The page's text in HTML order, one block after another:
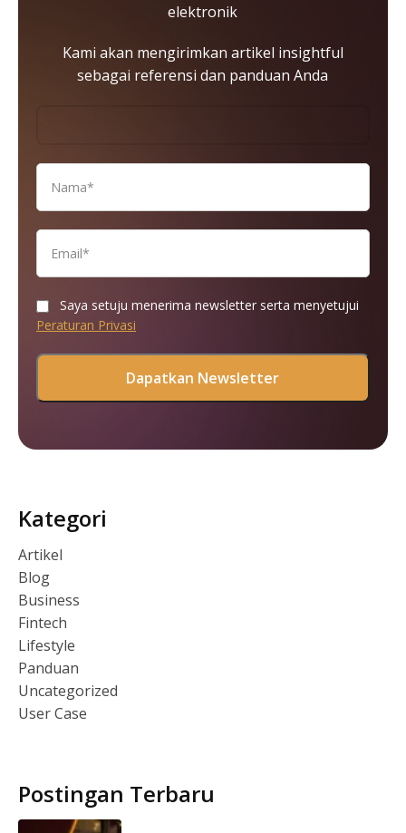
elektronik
Kami akan mengirimkan artikel insightful
sebagai referensi dan panduan Anda
Saya setuju menerima newsletter serta menyetujui
Peraturan Privasi
Kategori
Artikel
Blog
Business
Fintech
Lifestyle
Panduan
Uncategorized
User Case
Postingan Terbaru